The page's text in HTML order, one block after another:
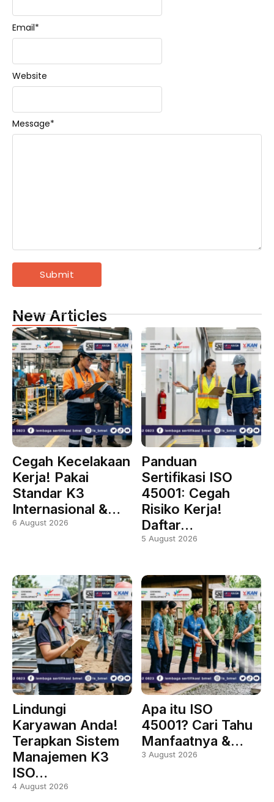
Message*
Email*
Website
New Articles
Cegah Kecelakaan
Kerja! Pakai
Standar K3
Internasional &…
6 August 2026
Panduan
Sertifikasi ISO
45001: Cegah
Risiko Kerja!
Daftar…
5 August 2026
Lindungi
Karyawan Anda!
Terapkan Sistem
Manajemen K3
ISO…
4 August 2026
Apa itu ISO
45001? Cari Tahu
Manfaatnya &…
3 August 2026